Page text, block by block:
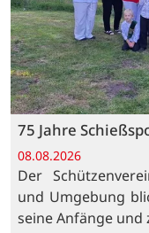
75 Jahre
08.08.2026
Der
und Umgebung
seine Anfänge und